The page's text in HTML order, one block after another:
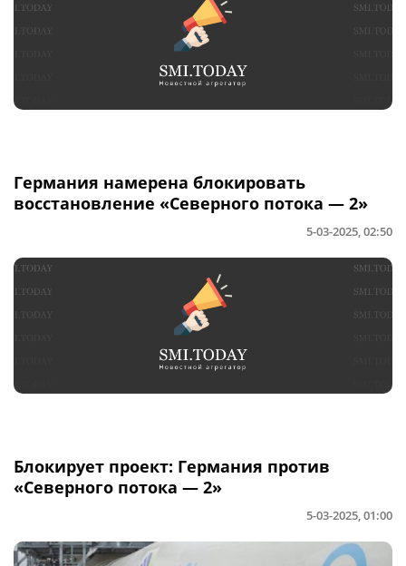
Германия намерена блокировать
восстановление «Северного потока — 2»
5-03-2025, 02:50
Блокирует проект: Германия против
«Северного потока — 2»
5-03-2025, 01:00